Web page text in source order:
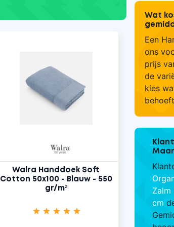
Walra Handdoek Soft
Cotton 50x100 - Blauw - 550
gr/m²
Wat
Een
ons
prijs
de
kies
Zalm
cm